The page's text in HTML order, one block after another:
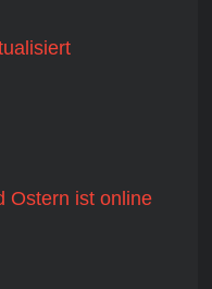
Ostern ist online